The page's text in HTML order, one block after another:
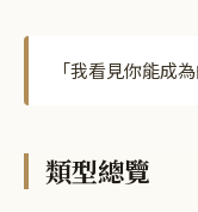
「我看見你能成
類型總覽